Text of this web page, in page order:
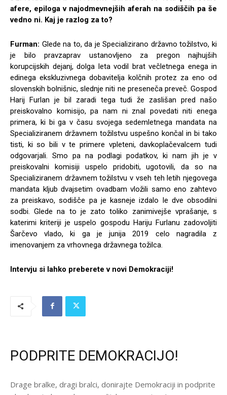
afere, epiloga v najodmevnejših aferah na sodiščih pa še
vedno ni. Kaj je razlog za to?
Furman: Glede na to, da je Specializirano državno tožilstvo, ki
je bilo pravzaprav ustanovljeno za pregon najhujših
korupcijskih dejanj, dolga leta vodil brat večletnega enega in
edinega ekskluzivnega dobavitelja kolčnih protez za eno od
slovenskih bolnišnic, slednje niti ne preseneča preveč. Gospod
Harij Furlan je bil zaradi tega tudi že zaslišan pred našo
preiskovalno komisijo, pa nam ni znal povedati niti enega
primera, ki bi ga v času svojega sedemletnega mandata na
Specializiranem državnem tožilstvu uspešno končal in bi tako
tisti, ki so bili v te primere vpleteni, davkoplačevalcem tudi
odgovarjali. Smo pa na podlagi podatkov, ki nam jih je v
preiskovalni komisiji uspelo pridobiti, ugotovili, da so na
Specializiranem državnem tožilstvu v vseh teh letih njegovega
mandata kljub dvajsetim ovadbam vložili samo eno zahtevo
za preiskavo, sodišče pa je kasneje izdalo le dve obsodilni
sodbi. Glede na to je zato toliko zanimivejše vprašanje, s
katerimi kriteriji je uspelo gospodu Hariju Furlanu zadovoljiti
Šarčevo vlado, ki ga je junija 2019 celo nagradila z
imenovanjem za vrhovnega državnega tožilca.
Intervju si lahko preberete v novi Demokraciji!
PODPRITE DEMOKRACIJO!
Drage bralke, dragi bralci, donirajte Demokraciji in podprite